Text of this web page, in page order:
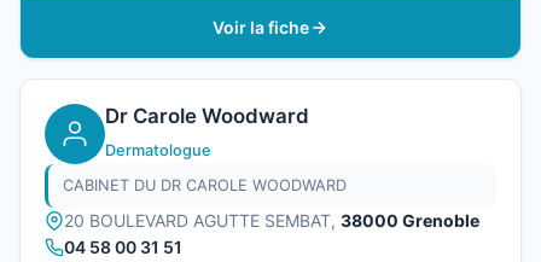
Voir la fiche
Dr Carole Woodward
Dermatologue
CABINET DU DR CAROLE WOODWARD
20 BOULEVARD AGUTTE SEMBAT, 38000 Grenoble
04 58 00 31 51